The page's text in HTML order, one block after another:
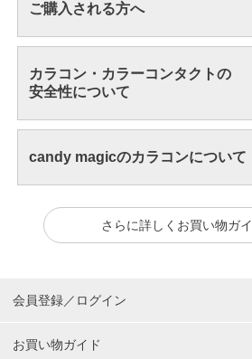
ご購入される方へ
カラコン・カラーコンタクトの
安全性について
candy magicのカラコンについて
さらに詳しくお買い物ガ
会員登録／ログイン
お買い物ガイド